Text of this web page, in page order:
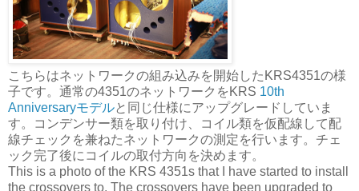
こちらはネットワークの組み込みを開始したKRS4351の様
子です。通常の4351のネットワークをKRS 10th
Anniversaryモデルと同じ仕様にアップグレードしていま
す。コンデンサー類を取り付け、コイル類を仮配線して配
線チェックを兼ねたネットワークの測定を行います。チェ
ック完了後にコイルの取付方向を決めます。
This is a photo of the KRS 4351s that I have started to install
the crossovers to. The crossovers have been upgraded to